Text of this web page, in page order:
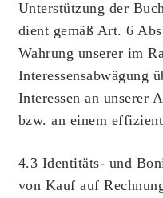
Unterstützung der
dient gemäß Art. 6
Wahrung unserer im
Interessensabwägung
Interessen an unserer
bzw. an einem
4.3 Identitäts- und
von Kauf auf